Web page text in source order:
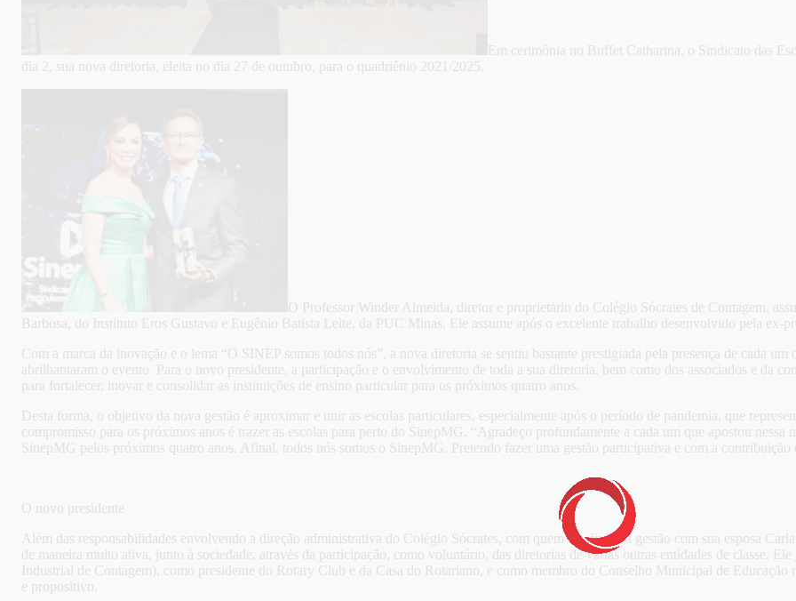
Em cerimônia no Buffet Catharina, o Sindicato das
dia 2, sua nova diretoria, eleita no dia 27 de outubro, para o quadriênio 2021/2025.
O Professor Winder Almeida, diretor e proprietário do Colégio Sócrates de Contagem,
Barbosa, do Instituto Eros Gustavo e Eugênio Batista Leite, da PUC Minas. Ele assume após o excelente trabalho desenvolvido pela ex-
Com a marca da inovação e o lema “O SINEP somos todos nós”, a nova diretoria se sentiu bastante prestigiada pela presença de cada
abrilhantaram o evento. Para o novo presidente, a participação e o envolvimento de toda a sua diretoria, bem como dos associados e da
para fortalecer, inovar e consolidar as instituições de ensino particular para os próximos quatro anos.
Desta forma, o objetivo da nova gestão é aproximar e unir as escolas particulares, especialmente após o período de pandemia, que
compromisso para os próximos anos é trazer as escolas para perto do SinepMG. “Agradeço profundamente a cada um que apostou
SinepMG pelos próximos quatro anos. Afinal, todos nós somos o SinepMG. Pretendo fazer uma gestão participativa e com a contribuição
O novo presidente
Além das responsabilidades envolvendo a direção administrativa do Colégio Sócrates, com quem ele divide a gestão com sua esposa
de maneira muito ativa, junto à sociedade, através da participação, como voluntário, das diretorias de várias outras entidades de classe.
Industrial de Contagem), como presidente do Rotary Club e da Casa do Rotariano, e como membro do Conselho Municipal de
e propositivo.